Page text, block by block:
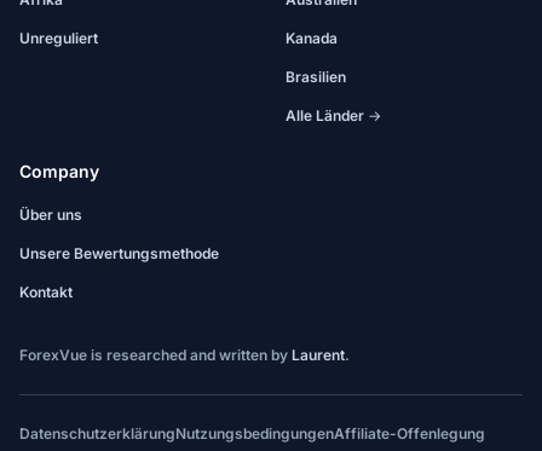
Unreguliert Kanada
Brasilien
Alle Länder →
Company
Über uns
Unsere Bewertungsmethode
Kontakt
ForexVue is researched and written by Laurent.
DatenschutzerklärungNutzungsbedingungenAffiliate-Offenlegung